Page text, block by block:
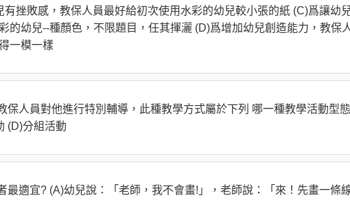
挫敗感，教保人員最好給初次使用水彩的幼兒較小張的紙 (C)爲讓幼
的幼兒--種顏色，不限題目，任其揮灑 (D)爲增加幼兒創造能力，教保
一模一樣
保人員對他進行特別輔導，此種教學方式屬於下列 哪一種教學活動型
(D)分組活動
最適宜? (A)幼兒說：「老師，我不會畫!」，老師說：「來！先畫一條